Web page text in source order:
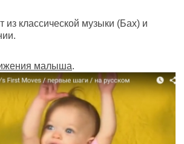
из классической музыки (Бах) и
малыша.